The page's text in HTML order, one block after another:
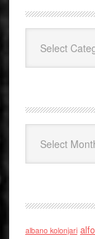
albano kolonjari